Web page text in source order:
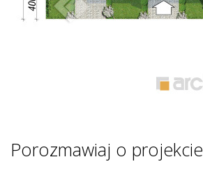
Porozmawiaj o projekcie